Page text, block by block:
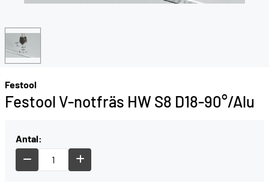
Festool
Festool V-notfräs HW S8 D18-90°/Alu
Antal: